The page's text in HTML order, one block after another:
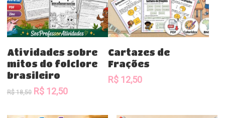
Comprar
Atividades sobre
mitos do folclore
brasileiro
R$18,50 O
original
R$12,50O
atual
Comprar
Cartazes de
Frações
R$12,50